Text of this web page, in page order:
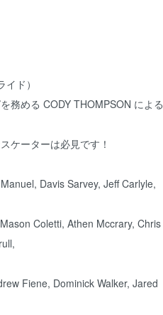
ド）
務める CODY THOMPSON による
ケーターは必見です！
Davis Sarvey, Jeff Carlyle,
Coletti, Athen Mccrary, Chris
Fiene, Dominick Walker, Jared